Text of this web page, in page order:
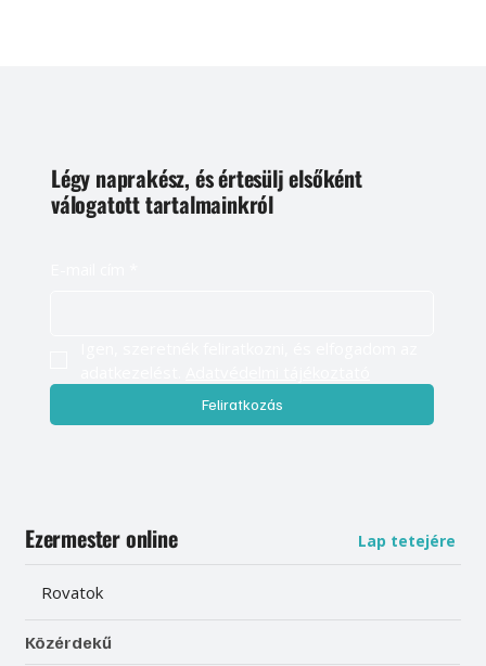
Légy naprakész, és értesülj elsőként
válogatott tartalmainkról
Feliratkozás
Ezermester online Lap tetejére
Rovatok
Közérdekű